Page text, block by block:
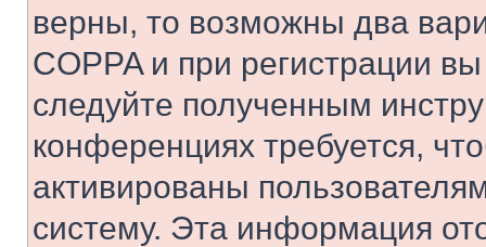
верны, то возможны два
COPPA и при регистрации
следуйте полученным
конференциях требуется,
активированы
систему. Эта информация